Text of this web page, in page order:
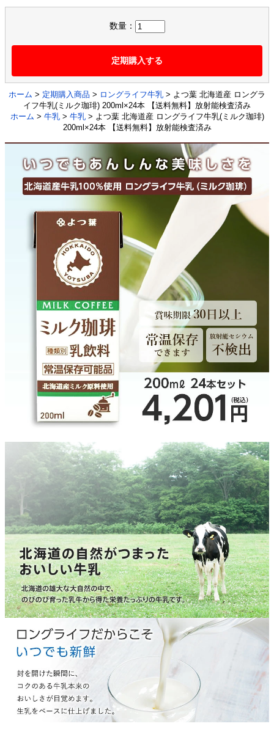
数量：
定期購入する
ホーム > 定期購入商品 > ロングライフ牛乳 > よつ葉 北海道産 ロングラ
イフ牛乳(ミルク珈琲) 200ml×24本 【送料無料】放射能検査済み
ホーム > 牛乳> 牛乳> よつ葉 北海道産 ロングライフ牛乳(ミルク珈琲)
200ml×24本 【送料無料】放射能検査済み